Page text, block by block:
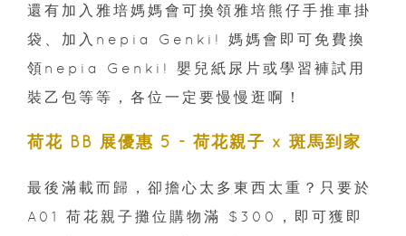
還有加入雅培媽媽會可換領雅培熊仔手推車掛
袋、加入nepia Genki! 媽媽會即可免費換
領nepia Genki! 嬰兒紙尿片或學習褲試用
裝乙包等等，各位一定要慢慢逛啊！
荷花 BB 展優惠 5 - 荷花親子 x 斑馬到家
最後滿載而歸，卻擔心太多東西太重？只要於
A01 荷花親子攤位購物滿 $300，即可獲即